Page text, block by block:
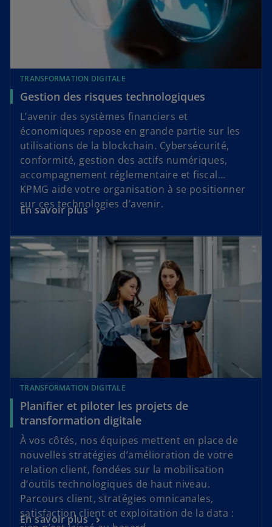
TRANSFORMATION DIGITALE
Gestion des risques technologiques
L’avenir des systèmes financiers et
économiques repose en grande partie sur les
utilisations de la blockchain. Cybersécurité,
conformité, gestion des actifs numériques,
accompagnement réglementaire et fiscal…
KPMG aide votre organisation à se positionner
sur ces technologies d’avenir.
En savoir plus
TRANSFORMATION DIGITALE
Planifier et piloter les projets de
transformation digitale
À vos côtés, nos équipes mettent en place de
nouvelles stratégies d’amélioration de votre
relation client, fondées sur la mobilisation
d’outils technologiques de haut niveau.
Parcours client, stratégies omnicanales,
satisfaction client et exploitation de la data :
En savoir plus